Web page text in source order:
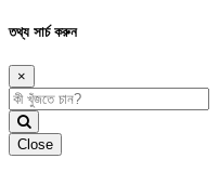
তথ্য সার্চ করুন
×
Close